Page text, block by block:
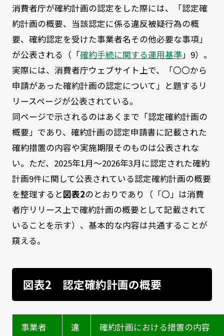
消費者庁が確約計画の認定をした際には、「認定確
約計画の概要、当該認定に係る違反被疑行為の概
要、確約認定を受けた事業者名その他必要な事項」
が公表される（「確約手続に関する運用基準」9）。
実際には、消費者庁ウェブサイト上で、「〇〇から
申請があった確約計画の認定について」と題するリ
リースページが公表されている。
同ページで示されるのはあくまで「認定確約計画の
概要」であり、確約計画の認定申請書に記載された
確約措置の内容や実施期限そのものは公表されな
い。ただ、2025年1月～2026年3月に認定された確約
計画9件に関して公表されている認定確約計画の概要
を整理すると図表2のとおりであり（「〇」は消費
者庁リリース上で確約計画の概要として記載されて
いることを示す）、基本的な内容は共通することが
窺える。
図表2 認定確約計画の概要
事業者
違
確約計画における措置の内容